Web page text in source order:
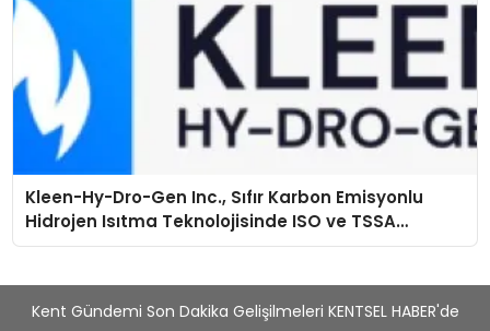
Kleen-Hy-Dro-Gen Inc., Sıfır Karbon Emisyonlu
Hidrojen Isıtma Teknolojisinde ISO ve TSSA
Düzenleyici Onaylarını Aldı
Kent Gündemi Son Dakika Gelişilmeleri KENTSEL HABER'de